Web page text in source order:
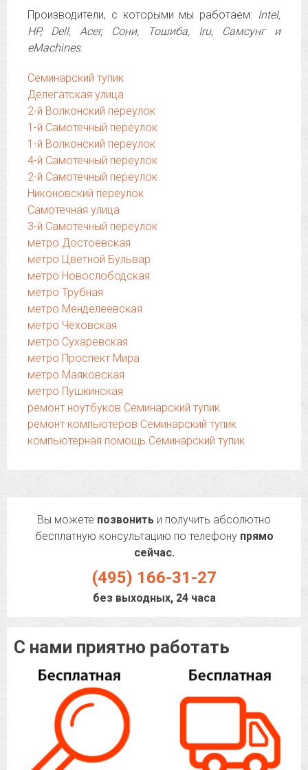
Производители, с которыми мы работаем: Intel,
HP, Dell, Acer, Сони, Тошиба, Iru, Самсунг и
eMachines.
Семинарский тупик
Делегатская улица
2-й Волконский переулок
1-й Самотечный переулок
1-й Волконский переулок
4-й Самотечный переулок
2-й Самотечный переулок
Никоновский переулок
Самотечная улица
3-й Самотечный переулок
метро Достоевская
метро Цветной Бульвар
метро Новослободская
метро Трубная
метро Менделеевская
метро Чеховская
метро Сухаревская
метро Проспект Мира
метро Маяковская
метро Пушкинская
ремонт ноутбуков Семинарский тупик
ремонт компьютеров Семинарский тупик
компьютерная помощь Семинарский тупик
Вы можете позвонить и получить абсолютно
бесплатную консультацию по телефону прямо
сейчас.
(495) 166-31-27
без выходных, 24 часа
С нами приятно работать